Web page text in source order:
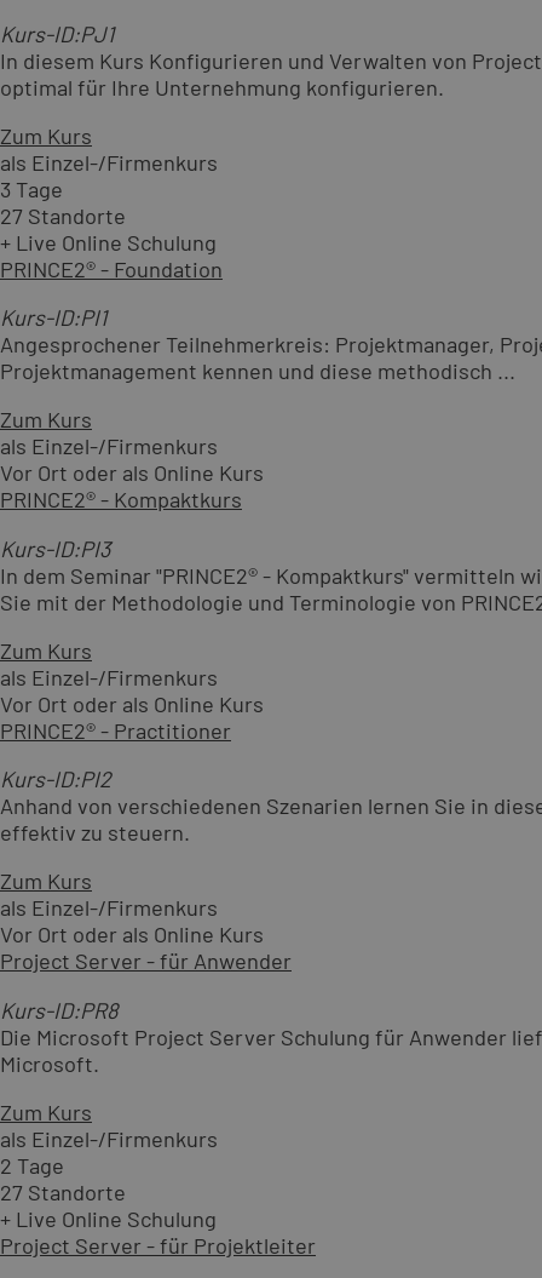
Kurs-ID:PJ1
In diesem Kurs Konfigurieren und Verwalten von
optimal für Ihre Unternehmung konfigurieren.
Zum Kurs
als Einzel-/Firmenkurs
3 Tage
27 Standorte
+ Live Online Schulung
PRINCE2® - Foundation
Kurs-ID:PI1
Angesprochener Teilnehmerkreis: Projektmanager,
Projektmanagement kennen und diese methodisch ...
Zum Kurs
als Einzel-/Firmenkurs
Vor Ort oder als Online Kurs
PRINCE2® - Kompaktkurs
Kurs-ID:PI3
In dem Seminar "PRINCE2® - Kompaktkurs" vermitteln
Sie mit der Methodologie und Terminologie von
Zum Kurs
als Einzel-/Firmenkurs
Vor Ort oder als Online Kurs
PRINCE2® - Practitioner
Kurs-ID:PI2
Anhand von verschiedenen Szenarien lernen Sie in
effektiv zu steuern.
Zum Kurs
als Einzel-/Firmenkurs
Vor Ort oder als Online Kurs
Project Server - für Anwender
Kurs-ID:PR8
Die Microsoft Project Server Schulung für Anwender
Microsoft.
Zum Kurs
als Einzel-/Firmenkurs
2 Tage
27 Standorte
+ Live Online Schulung
Project Server - für Projektleiter